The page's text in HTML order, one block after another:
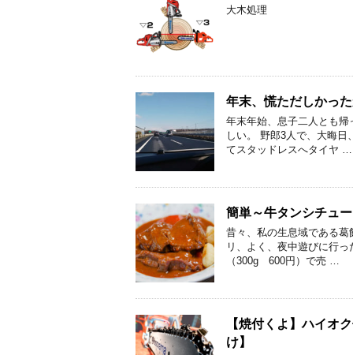
大木処理
年末、慌ただしかっ
年末年始、息子二人とも
しい。 野郎3人で、大晦日
てスタッドレスへタイヤ …
簡単～牛タンシチュ
昔々、私の生息域である
リ、よく、夜中遊びに行
（300g 600円）で売 …
【焼付くよ】ハイオ
け】